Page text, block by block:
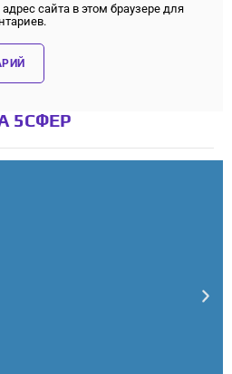
сайта в этом браузере для
5СФЕР